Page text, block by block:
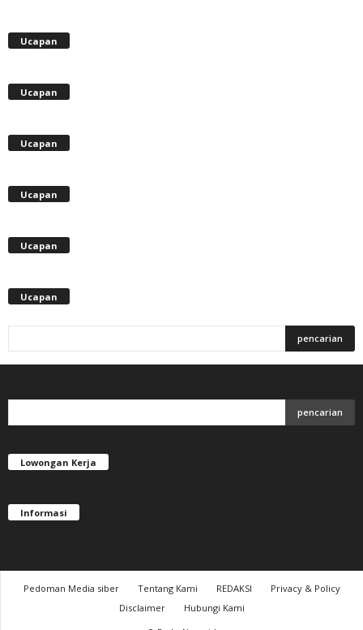
Ucapan
Ucapan
Ucapan
Ucapan
Ucapan
Ucapan
Lowongan Kerja
Informasi
Pedoman Media siber Tentang Kami REDAKSI
Privacy & Policy
Disclaimer
Hubungi Kami